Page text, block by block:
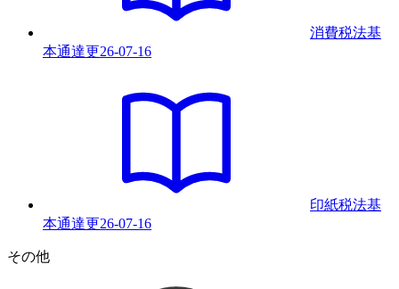
消費税法基
本通達更26-07-16
印紙税法基
本通達更26-07-16
その他